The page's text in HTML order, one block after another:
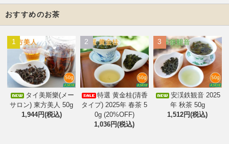
おすすめのお茶
1
タイ美斯樂(メー
サロン) 東方美人 50g
1,944円(税込)
2
特選 黄金桂(清香
タイプ) 2025年 春茶 5
0g (20%OFF)
1,036円(税込)
3
安渓鉄観音 2025
年 秋茶 50g
1,512円(税込)